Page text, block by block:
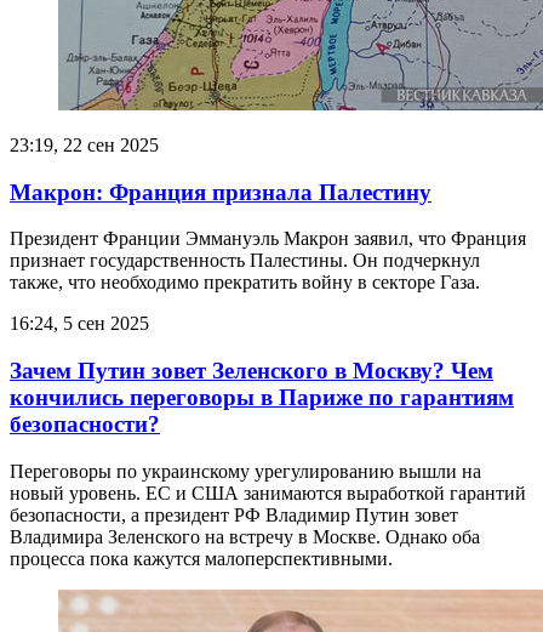
23:19, 22 сен 2025
Макрон: Франция признала Палестину
Президент Франции Эммануэль Макрон заявил, что Франция
признает государственность Палестины. Он подчеркнул
также, что необходимо прекратить войну в секторе Газа.
16:24, 5 сен 2025
Зачем Путин зовет Зеленского в Москву? Чем
кончились переговоры в Париже по гарантиям
безопасности?
Переговоры по украинскому урегулированию вышли на
новый уровень. ЕС и США занимаются выработкой гарантий
безопасности, а президент РФ Владимир Путин зовет
Владимира Зеленского на встречу в Москве. Однако оба
процесса пока кажутся малоперспективными.